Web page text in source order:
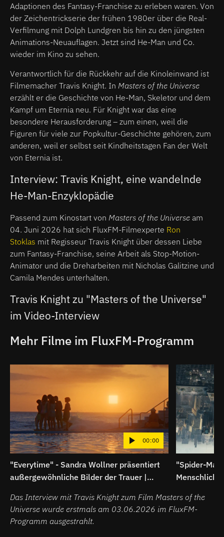
Adaptionen des Fantasy-Franchise zu erleben waren. Von
der Zeichentrickserie der frühen 1980er über die Real-
Verfilmung mit Dolph Lundgren bis hin zu den jüngsten
Animations-Neuauflagen. Jetzt sind He-Man und Co.
wieder im Kino zu sehen.
Verantwortlich für die Rückkehr auf die Kinoleinwand ist
Filmemacher Travis Knight. In Masters of the Universe
erzählt er die Geschichte von He-Man, Skeletor und dem
Kampf um Eternia neu. Für Knight war das eine
besondere Herausforderung – zum einen, weil die
Figuren für viele zur Popkultur-Geschichte gehören, zum
anderen, weil er selbst seit Kindheitstagen Fan der Welt
von Eternia ist.
Interview: Travis Knight, eine wandelnde
He-Man-Enzyklopädie
Passend zum Kinostart von Masters of the Universe am
04. Juni 2026 hat sich FluxFM-Filmexperte Ron
Stoklas mit Regisseur Travis Knight über dessen Liebe
zum Fantasy-Franchise, seine Arbeit als Stop-Motion-
Animator und die Dreharbeiten mit Nicholas Galitzine und
Camila Mendes unterhalten.
Travis Knight zu "Masters of the Universe"
im Video-Interview
Mehr Filme im FluxFM-Programm
00:00
"Everytime" - Sandra Wollner präsentiert
außergewöhnliche Bilder der Trauer |
"Spider-
Das Interview mit Travis Knight zum Film Masters of the
Universe wurde erstmals am 03.06.2026 im FluxFM-
Programm ausgestrahlt.